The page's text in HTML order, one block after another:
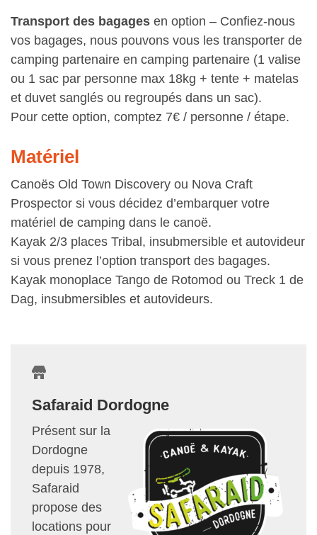
Transport des bagages en option – Confiez-nous
vos bagages, nous pouvons vous les transporter de
camping partenaire en camping partenaire (1 valise
ou 1 sac par personne max 18kg + tente + matelas
et duvet sanglés ou regroupés dans un sac).
Pour cette option, comptez 7€ / personne / étape.
Matériel
Canoës Old Town Discovery ou Nova Craft
Prospector si vous décidez d’embarquer votre
matériel de camping dans le canoë.
Kayak 2/3 places Tribal, insubmersible et autovideur
si vous prenez l’option transport des bagages.
Kayak monoplace Tango de Rotomod ou Treck 1 de
Dag, insubmersibles et autovideurs.
Safaraid Dordogne
Présent sur la
Dordogne
depuis 1978,
Safaraid
propose des
locations pour